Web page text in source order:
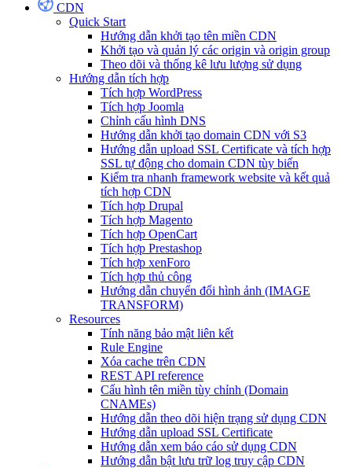
CDN
Quick Start
Hướng dẫn khởi tạo tên miền CDN
Khởi tạo và quản lý các origin và origin group
Theo dõi và thống kê lưu lượng sử dụng
Hướng dẫn tích hợp
Tích hợp WordPress
Tích hợp Joomla
Chỉnh cấu hình DNS
Hướng dẫn khởi tạo domain CDN với S3
Hướng dẫn upload SSL Certificate và tích hợp
SSL tự động cho domain CDN tùy biến
Kiểm tra nhanh framework website và kết quả
tích hợp CDN
Tích hợp Drupal
Tích hợp Magento
Tích hợp OpenCart
Tích hợp Prestashop
Tích hợp xenForo
Tích hợp thủ công
Hướng dẫn chuyển đổi hình ảnh (IMAGE
TRANSFORM)
Resources
Tính năng bảo mật liên kết
Rule Engine
Xóa cache trên CDN
REST API reference
Cấu hình tên miền tùy chỉnh (Domain
CNAMEs)
Hướng dẫn theo dõi hiện trạng sử dụng CDN
Hướng dẫn upload SSL Certificate
Hướng dẫn xem báo cáo sử dụng CDN
Hướng dẫn bật lưu trữ log truy cập CDN